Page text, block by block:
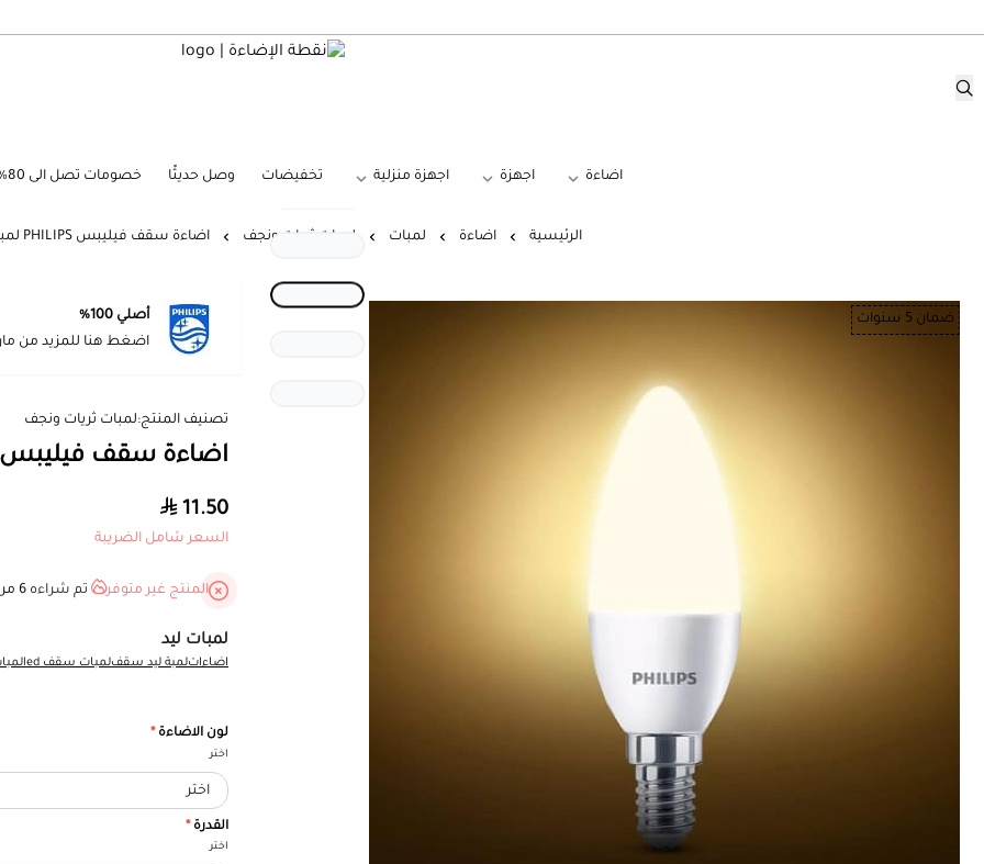
نقطة الإضاءة
اضاءة اجهزة اجهزة منزلية تخفيضات وصل حديثًا خصومات تصل الى 80%
الرئيسية اضاءة لمبات لمبات ثريات ونجف اضاءة سقف فيليبس PHILIPS لمبة شمعة متلج
ضمان 5 سنوات
أصلي 100%
اضغط هنا للمزيد من
تصنيف المنتج:لمبات ثريات ونجف
اضاءة سقف فيليبس PHILIPS لمبة شمعة متلج
11.50
السعر شامل الضريبة
المنتج غير متوفر تم شراءه 6
لمبات ليد
اضاءاتلمبة ليد سقفلمبات سقف led
لون الاضاءة *
اختر
القدرة *
اختر